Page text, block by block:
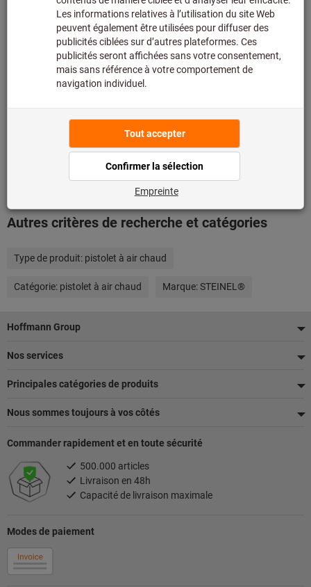
Description
Téléchargements et documents
Produits adaptés
Conseillers produits et services
Autres critères de recherche et catégories
Type de produit: pistolet à air chaud
Catégorie: pistolet à air chaud Marque:STEINEL®
Pied
de
page
Hoffmann Group
Nos services
Principales catégories de produits
Nous sommes toujours à vos côtés
Modes de paiement
Commander rapidement et en toute sécurité
500.000 articles
Livraison en 48h
Capacité de livraison maximale